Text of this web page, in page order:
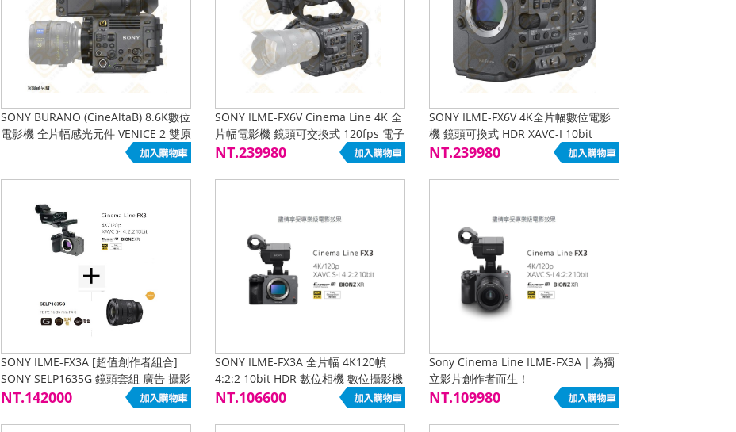
SONY BURANO (CineAltaB) 8.6K數位
電影機 全片幅感光元件 VENICE 2 雙原
生ISO AI晶片 E接環 E-mount
SONY ILME-FX6V Cinema Line 4K 全
片幅電影機 鏡頭可交換式 120fps 電子
ND
NT.239980
SONY ILME-FX6V 4K全片幅數位電影
機 鏡頭可換式 HDR XAVC-I 10bit
4:2:2 4K/120p E接環 公司貨
NT.239980
SONY ILME-FX3A [超值創作者組合]
SONY SELP1635G 鏡頭套組 廣告 攝影
婚攝 短片 紀錄 演講 會議 YT 公司貨
NT.142000
SONY ILME-FX3A 全片幅 4K120幀
4:2:2 10bit HDR 數位相機 數位攝影機
鏡頭可換式 低光源 高動態 錄影 攝影
NT.106600
Sony Cinema Line ILME-FX3A｜為獨
立影片創作者而生！
NT.109980